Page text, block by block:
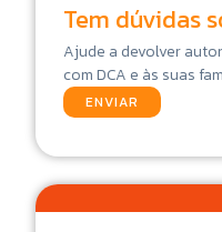
Tem dúvidas
Ajude a devolver
com DCA e às suas
ENVIAR